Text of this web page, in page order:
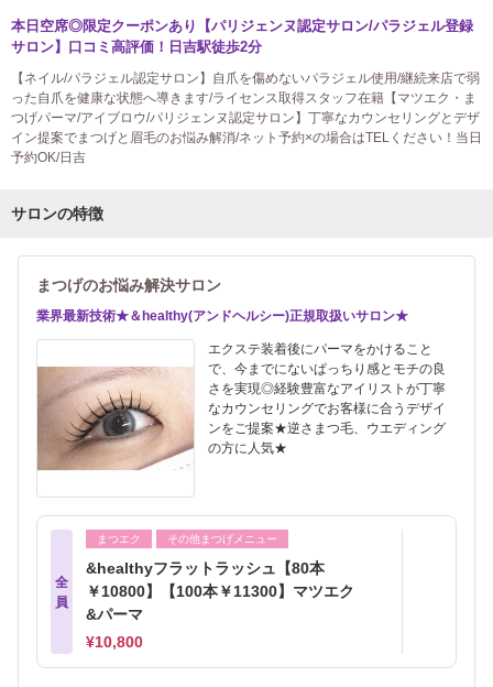
本日空席◎限定クーポンあり【パリジェンヌ認定サロン/パラジェル登録
サロン】口コミ高評価！日吉駅徒歩2分
【ネイル/パラジェル認定サロン】自爪を傷めないパラジェル使用/継続来店で弱
った自爪を健康な状態へ導きます/ライセンス取得スタッフ在籍【マツエク・ま
つげパーマ/アイブロウ/パリジェンヌ認定サロン】丁寧なカウンセリングとデザ
イン提案でまつげと眉毛のお悩み解消/ネット予約×の場合はTELください！当日
予約OK/日吉
サロンの特徴
まつげのお悩み解決サロン
業界最新技術★＆healthy(アンドヘルシー)正規取扱いサロン★
エクステ装着後にパーマをかけること
で、今までにないぱっちり感とモチの良
さを実現◎経験豊富なアイリストが丁寧
なカウンセリングでお客様に合うデザイ
ンをご提案★逆さまつ毛、ウエディング
の方に人気★
全
員
まつエク その他まつげメニュー
&healthyフラットラッシュ【80本
￥10800】【100本￥11300】マツエク
&パーマ
¥10,800